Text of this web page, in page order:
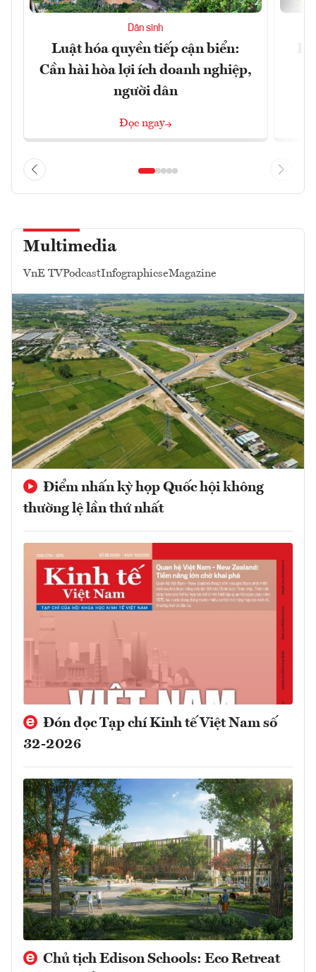
Dân sinh
Luật hóa quyền tiếp cận biển:
Cần hài hòa lợi ích doanh nghiệp,
người dân
Đọc ngay
Multimedia
VnE TVPodcastInfographicseMagazine
Điểm nhấn kỳ họp Quốc hội không
thường lệ lần thứ nhất
Đón đọc Tạp chí Kinh tế Việt Nam số
32-2026
Chủ tịch Edison Schools: Eco Retreat